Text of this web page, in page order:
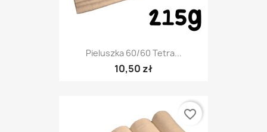
Pieluszka 60/60 Tetra...
10,50 zł
favorite_border